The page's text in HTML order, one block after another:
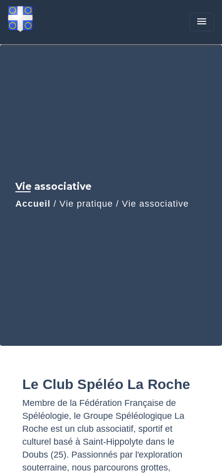
menu
Vie associative
Accueil / Vie pratique / Vie associative
Le Club Spéléo La Roche
Membre de la Fédération Française de
Spéléologie, le Groupe Spéléologique La
Roche est un club associatif, sportif et
culturel basé à Saint-Hippolyte dans le
Doubs (25). Passionnés par l'exploration
souterraine, nous parcourons grottes,